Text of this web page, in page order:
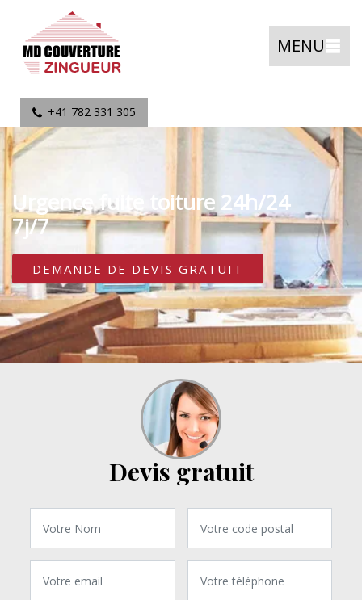
MENU
+41 782 331 305
Urgence fuite toiture 24h/24
7j/7
DEMANDE DE DEVIS GRATUIT
Devis gratuit